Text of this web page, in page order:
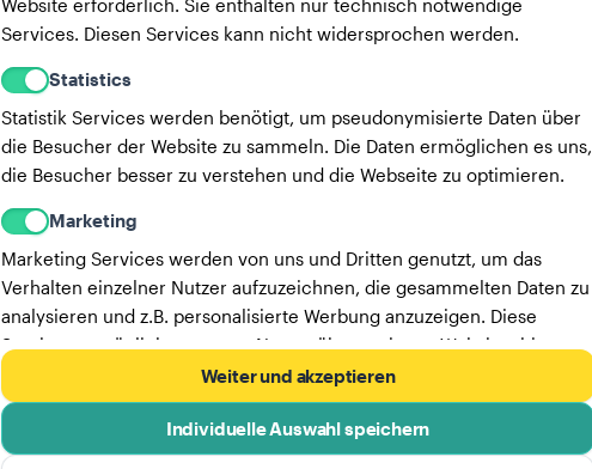
Website erforderlich. Sie enthalten nur technisch notwendige
Services. Diesen Services kann nicht widersprochen werden.
Statistics
Statistik Services werden benötigt, um pseudonymisierte Daten über
die Besucher der Website zu sammeln. Die Daten ermöglichen es uns,
die Besucher besser zu verstehen und die Webseite zu optimieren.
Marketing
Marketing Services werden von uns und Dritten genutzt, um das
Verhalten einzelner Nutzer aufzuzeichnen, die gesammelten Daten zu
analysieren und z.B. personalisierte Werbung anzuzeigen. Diese
Services ermöglichen es uns, Nutzer über mehrere Websites hinweg
Hier findest du eine Liste unserer Werbepartner.
Mehr Informationen in unserer Datenschutzerklärung
Weiter und akzeptieren
Individuelle Auswahl speichern